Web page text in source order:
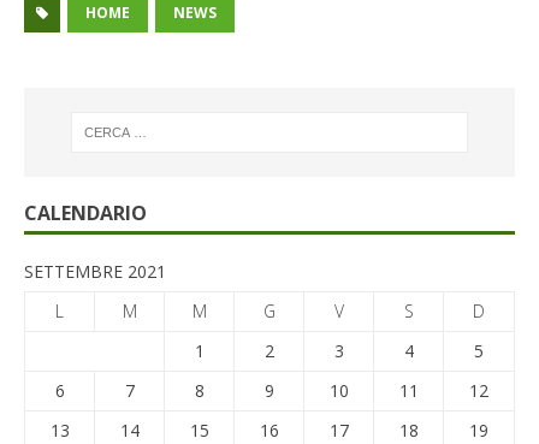
HOME NEWS
CALENDARIO
SETTEMBRE 2021
L
M M G V S
D
1
2 3 4
5
6
7 8 9 10 11
12
13
14 15 16 17 18
19